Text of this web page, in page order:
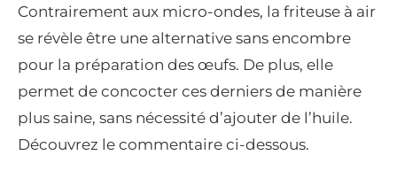
Contrairement aux micro-ondes, la friteuse à air
se révèle être une alternative sans encombre
pour la préparation des œufs. De plus, elle
permet de concocter ces derniers de manière
plus saine, sans nécessité d’ajouter de l’huile.
Découvrez le commentaire ci-dessous.